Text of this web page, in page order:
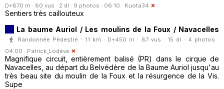
D+870 m · 80 vus · 2 dl · 9 photos · 06:10 · Kuota34
Sentiers très caillouteux
La baume Auriol / Les moulins de la Foux / Navacelles
Randonnée Pédestre · 11 km · D+450 m · 87 vus · 15 dl · 4 photos ·
04:00 · Patrick_Lodève
Magnifique circuit, entièrement balisé (PR) dans le cirque de
Navacelles, au départ du Belvédère de la Baume Auriol jusqu'au
très beau site du moulin de la Foux et la résurgence de la Vis.
Supe